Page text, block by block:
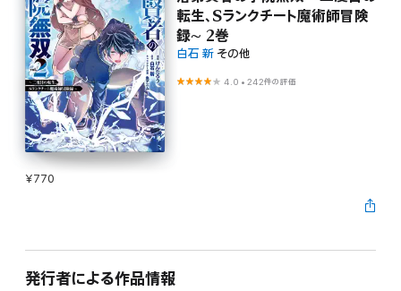
転生、Sランクチート魔術師冒険
録~ 2巻
白石 新 その他
4.0 •242件の評価
¥770
発行者による作品情報